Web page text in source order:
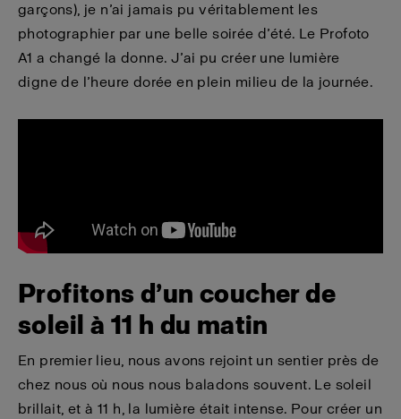
garçons), je n’ai jamais pu véritablement les
photographier par une belle soirée d’été. Le Profoto
A1 a changé la donne. J’ai pu créer une lumière
digne de l’heure dorée en plein milieu de la journée.
Profitons d’un coucher de
soleil à 11 h du matin
En premier lieu, nous avons rejoint un sentier près de
chez nous où nous nous baladons souvent. Le soleil
brillait, et à 11 h, la lumière était intense. Pour créer un